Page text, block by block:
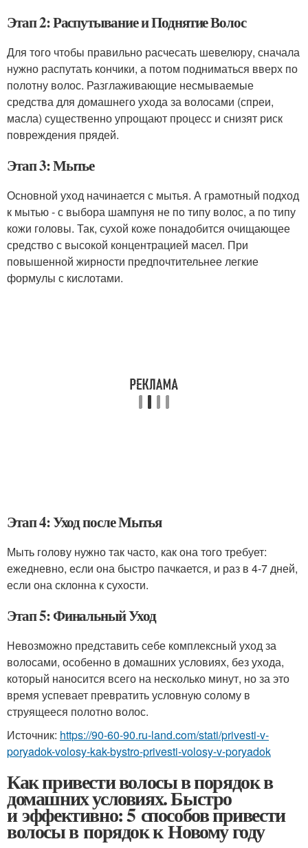
Этап 2: Распутывание и Поднятие Волос
Для того чтобы правильно расчесать шевелюру, сначала
нужно распутать кончики, а потом подниматься вверх по
полотну волос. Разглаживающие несмываемые
средства для домашнего ухода за волосами (спреи,
масла) существенно упрощают процесс и снизят риск
повреждения прядей.
Этап 3: Мытье
Основной уход начинается с мытья. А грамотный подход
к мытью - с выбора шампуня не по типу волос, а по типу
кожи головы. Так, сухой коже понадобится очищающее
средство с высокой концентрацией масел. При
повышенной жирности предпочтительнее легкие
формулы с кислотами.
Этап 4: Уход после Мытья
Мыть голову нужно так часто, как она того требует:
ежедневно, если она быстро пачкается, и раз в 4-7 дней,
если она склонна к сухости.
Этап 5: Финальный Уход
Невозможно представить себе комплексный уход за
волосами, особенно в домашних условиях, без ухода,
который наносится всего на несколько минут, но за это
время успевает превратить условную солому в
струящееся полотно волос.
Источник: https://90-60-90.ru-land.com/stati/privesti-v-
poryadok-volosy-kak-bystro-privesti-volosy-v-poryadok
Как привести волосы в порядок в
домашних условиях. Быстро
и эффективно: 5 способов привести
волосы в порядок к Новому году